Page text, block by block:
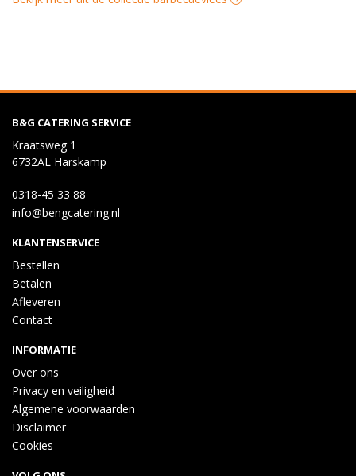
B&G CATERING SERVICE
Kraatsweg 1
6732AL Harskamp
0318-45 33 88
info@bengcatering.nl
KLANTENSERVICE
Bestellen
Betalen
Afleveren
Contact
INFORMATIE
Over ons
Privacy en veiligheid
Algemene voorwaarden
Disclaimer
Cookies